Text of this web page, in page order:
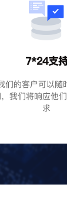
7*24支
们的客户可以随
我们将响应他
求